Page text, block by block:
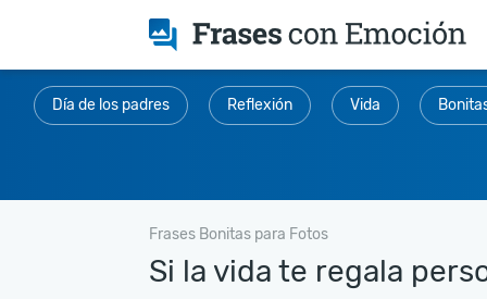
Día de los padres Reflexión Vida
Frases Bonitas para Fotos
Si la vida te regala